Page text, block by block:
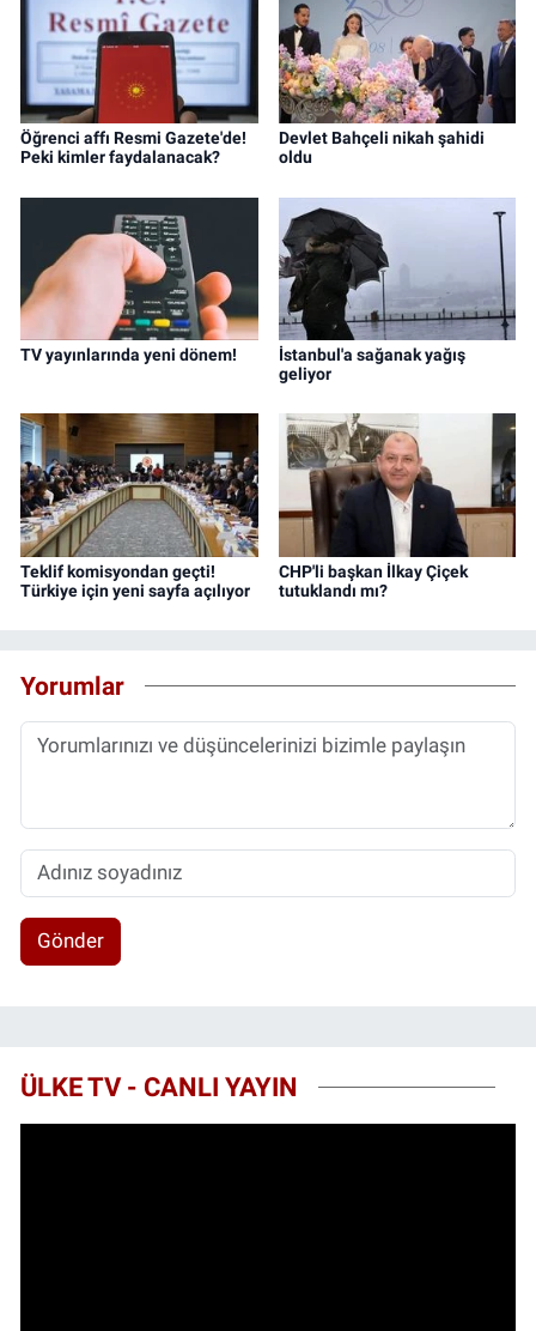
Öğrenci affı Resmi Gazete'de!
Peki kimler faydalanacak?
Devlet Bahçeli nikah şahidi
oldu
TV yayınlarında yeni dönem!
İstanbul'a sağanak yağış
geliyor
Teklif komisyondan geçti!
Türkiye için yeni sayfa açılıyor
CHP'li başkan İlkay Çiçek
tutuklandı mı?
Yorumlar
Gönder
ÜLKE TV - CANLI YAYIN